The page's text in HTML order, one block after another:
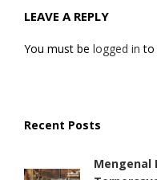
Recent Posts
Mengenal
LEAVE A REPLY
You must be logged in to